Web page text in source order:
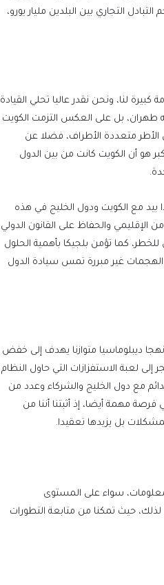
التجاري بين البلدين مليار يورو،
لنا، ونحن نقدر عاليا تحلي القيادة
طهران، بل على العكس التزمت الكويت
الأطر متعددة الأطراف، فضلا عن
هو أن الكويت كانت من بين الدول
بيد مع الكويت ودول الخليج في هذه
الإقليمي والحفاظ على القانون الدولي
كما تؤمن بلجيكا بأهمية الحلول
الهجمات غير مبررة تمس سيادة الدول
ديبلوماسيا متوازنا يهدف إلى خفض
إلى لعبة الاستفزازات التي حاول النظام
مع دول الخليج والشركاء وعدد من
فرصة مهمة أيضا، إذ أثبتنا أننا من
بل يزيدها تعقيدا.
سواء على المستوى
لذلك، حيث تمكنا من متابعة التطورات